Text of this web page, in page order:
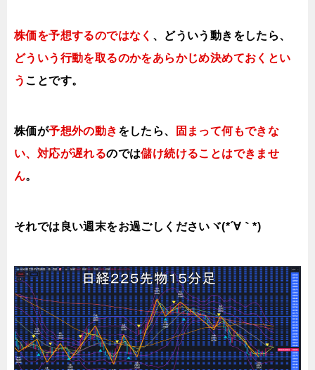
株価を予想するのではなく 、どういう動きをしたら、
どういう行動を取るのかをあらかじめ決めておくとい
う ことです。
株価が予想外の動き をしたら、
固まって何もできな
い、対応が遅れるのでは儲け続けることはできませ
ん。
それでは良い週末をお過ごしくださいヾ(*´∀｀*)